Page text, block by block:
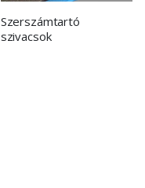
Szerszámtartó
szivacsok